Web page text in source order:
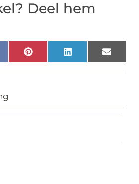
Deel hem
PinterestLinkedIn Email